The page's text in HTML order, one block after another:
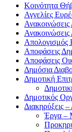
Kοινότητα
Αγγελίες
Αποφάσεις
Αποφάσεις
Δημόσια
Δημοτική
Δημοτικός
Διακηρύξεις
Έργα –